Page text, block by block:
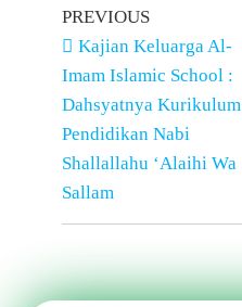
PREVIOUS
Kajian Keluarga Al-
Imam Islamic School :
Dahsyatnya Kurikulum
Pendidikan Nabi
Shallallahu ‘Alaihi Wa
Sallam